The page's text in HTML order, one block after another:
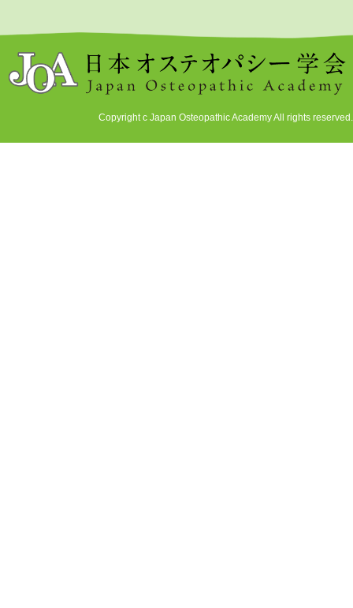
Copyright c Japan Osteopathic Academy All rights reserved.